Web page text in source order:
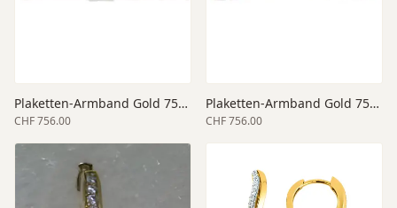
Plaketten-Armband Gold 750 weiss 14 cm
CHF 756.00
Plaketten-Armband Gold 750 gelb 14 cm
CHF 756.00